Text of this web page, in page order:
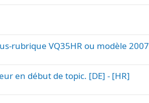
rubrique VQ35HR ou modèle 2007
en début de topic. [DE] - [HR]